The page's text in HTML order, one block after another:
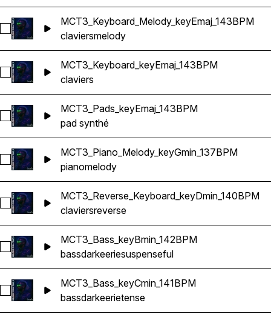
Sélectionnez MCT3_Keyboard_Melody_keyEmaj_143BPM
MCT3_Keyboard_Melody_keyEmaj_143BPM
claviersmelody
Sélectionnez MCT3_Keyboard_keyEmaj_143BPM
MCT3_Keyboard_keyEmaj_143BPM
claviers
Sélectionnez MCT3_Pads_keyEmaj_143BPM
MCT3_Pads_keyEmaj_143BPM
pad synthé
Sélectionnez MCT3_Piano_Melody_keyGmin_137BPM
MCT3_Piano_Melody_keyGmin_137BPM
pianomelody
Sélectionnez MCT3_Reverse_Keyboard_keyDmin_140BPM
MCT3_Reverse_Keyboard_keyDmin_140BPM
claviersreverse
Sélectionnez MCT3_Bass_keyBmin_142BPM
MCT3_Bass_keyBmin_142BPM
bassdarkeeriesuspenseful
Sélectionnez MCT3_Bass_keyCmin_141BPM
MCT3_Bass_keyCmin_141BPM
bassdarkeerietense